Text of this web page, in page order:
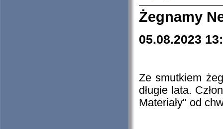
Żegnamy
05.08.2023
Ze smutkiem
długie lata.
Materiały" od